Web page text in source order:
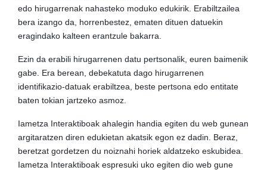
edo hirugarrenak nahasteko moduko edukirik. Erabiltzailea
bera izango da, horrenbestez, ematen dituen datuekin
eragindako kalteen erantzule bakarra.
Ezin da erabili hirugarrenen datu pertsonalik, euren baimenik
gabe. Era berean, debekatuta dago hirugarrenen
identifikazio-datuak erabiltzea, beste pertsona edo entitate
baten tokian jartzeko asmoz.
Iametza Interaktiboak ahalegin handia egiten du web gunean
argitaratzen diren edukietan akatsik egon ez dadin. Beraz,
beretzat gordetzen du noiznahi horiek aldatzeko eskubidea.
Iametza Interaktiboak espresuki uko egiten dio web gune